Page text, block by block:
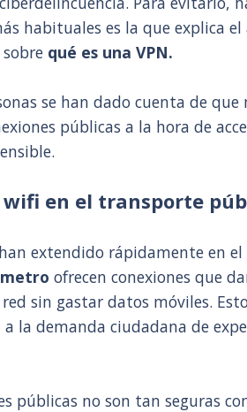
habituales es la que explica
qué es una VPN.
se han dado cuenta de
públicas a la hora de
wifi en el transporte
extendido rápidamente en
ofrecen conexiones que
sin gastar datos móviles.
la demanda ciudadana de
públicas no son tan seguras